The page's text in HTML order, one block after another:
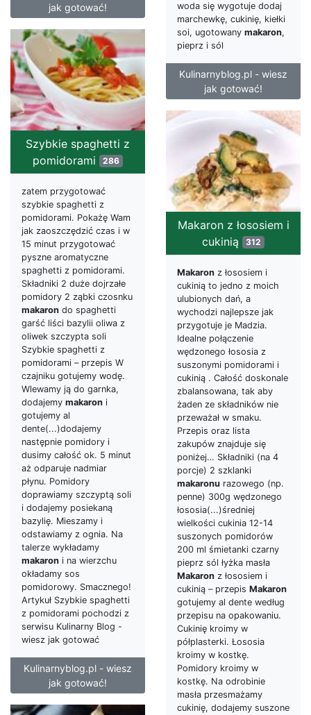
jak gotować!
woda się wygotuje dodaj
marchewkę, cukinię, kiełki
soi, ugotowany makaron,
pieprz i sól
Kulinarnyblog.pl - wiesz
jak gotować!
Szybkie spaghetti z
pomidorami 286
zatem przygotować
szybkie spaghetti z
pomidorami. Pokażę Wam
jak zaoszczędzić czas i w
15 minut przygotować
pyszne aromatyczne
spaghetti z pomidorami.
Składniki 2 duże dojrzałe
pomidory 2 ząbki czosnku
makaron do spaghetti
garść liści bazylii oliwa z
oliwek szczypta soli
Szybkie spaghetti z
pomidorami – przepis W
czajniku gotujemy wodę.
Wlewamy ją do garnka,
dodajemy makaron i
gotujemy al
dente(...)dodajemy
następnie pomidory i
dusimy całość ok. 5 minut
aż odparuje nadmiar
płynu. Pomidory
doprawiamy szczyptą soli
i dodajemy posiekaną
bazylię. Mieszamy i
odstawiamy z ognia. Na
talerze wykładamy
makaron i na wierzchu
okładamy sos
pomidorowy. Smacznego!
Artykuł Szybkie spaghetti
z pomidorami pochodzi z
serwisu Kulinarny Blog -
wiesz jak gotować
Kulinarnyblog.pl - wiesz
jak gotować!
Makaron z łososiem i
cukinią 312
Makaron z łososiem i
cukinią to jedno z moich
ulubionych dań, a
wychodzi najlepsze jak
przygotuje je Madzia.
Idealne połączenie
wędzonego łososia z
suszonymi pomidorami i
cukinią . Całość doskonale
zbalansowana, tak aby
żaden ze składników nie
przeważał w smaku.
Przepis oraz lista
zakupów znajduje się
poniżej… Składniki (na 4
porcje) 2 szklanki
makaronu razowego (np.
penne) 300g wędzonego
łososia(...)średniej
wielkości cukinia 12-14
suszonych pomidorów
200 ml śmietanki czarny
pieprz sól łyżka masła
Makaron z łososiem i
cukinią – przepis Makaron
gotujemy al dente według
przepisu na opakowaniu.
Cukinię kroimy w
półplasterki. Łososia
kroimy w kostkę.
Pomidory kroimy w
kostkę. Na odrobinie
masła przesmażamy
cukinię, dodajemy suszone